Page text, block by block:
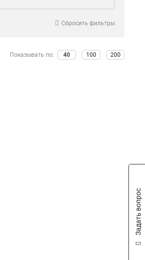
Сбросить фильтры
Показывать по: 40 100 200
Задать вопрос